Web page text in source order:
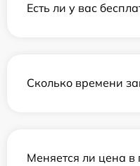
Есть ли у вас
Сколько времени
Меняется ли цена в